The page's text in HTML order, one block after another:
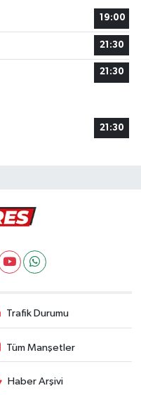
19:00
21:30
21:30
21:30
Trafik Durumu
Tüm Manşetler
Haber Arşivi